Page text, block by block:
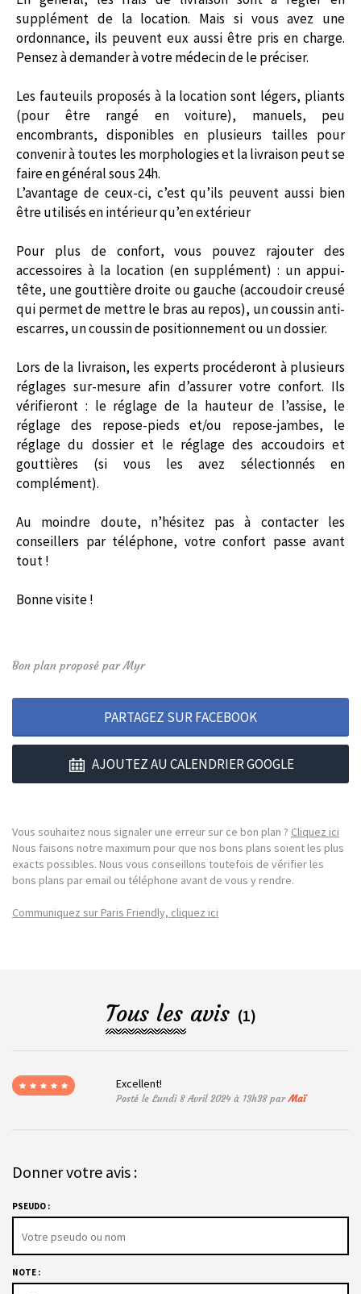
supplément de la location. Mais si vous avez une
ordonnance, ils peuvent eux aussi être pris en charge.
Pensez à demander à votre médecin de le préciser.
Les fauteuils proposés à la location sont légers, pliants
(pour être rangé en voiture), manuels, peu
encombrants, disponibles en plusieurs tailles pour
convenir à toutes les morphologies et la livraison peut se
faire en général sous 24h.
L’avantage de ceux-ci, c’est qu’ils peuvent aussi bien
être utilisés en intérieur qu’en extérieur
Pour plus de confort, vous pouvez rajouter des
accessoires à la location (en supplément) : un appui-
tête, une gouttière droite ou gauche (accoudoir creusé
qui permet de mettre le bras au repos), un coussin anti-
escarres, un coussin de positionnement ou un dossier.
Lors de la livraison, les experts procéderont à plusieurs
réglages sur-mesure afin d’assurer votre confort. Ils
vérifieront : le réglage de la hauteur de l’assise, le
réglage des repose-pieds et/ou repose-jambes, le
réglage du dossier et le réglage des accoudoirs et
gouttières (si vous les avez sélectionnés en
complément).
Au moindre doute, n’hésitez pas à contacter les
conseillers par téléphone, votre confort passe avant
tout !
Bonne visite !
Bon plan proposé par Myr
PARTAGEZ SUR FACEBOOK
AJOUTEZ AU CALENDRIER GOOGLE
Vous souhaitez nous signaler une erreur sur ce bon plan ? Cliquez ici
Nous faisons notre maximum pour que nos bons plans soient les plus
exacts possibles. Nous vous conseillons toutefois de vérifier les
bons plans par email ou téléphone avant de vous y rendre.
Communiquez sur Paris Friendly, cliquez ici
Tous les avis (1)
Excellent!
Posté le Lundi 8 Avril 2024 à 13h38 parMaï
Donner votre avis :
PSEUDO :
NOTE :